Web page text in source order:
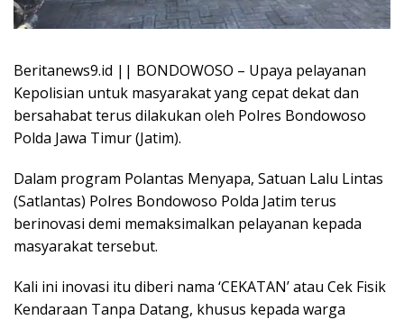
Beritanews9.id || BONDOWOSO – Upaya pelayanan
Kepolisian untuk masyarakat yang cepat dekat dan
bersahabat terus dilakukan oleh Polres Bondowoso
Polda Jawa Timur (Jatim).
Dalam program Polantas Menyapa, Satuan Lalu Lintas
(Satlantas) Polres Bondowoso Polda Jatim terus
berinovasi demi memaksimalkan pelayanan kepada
masyarakat tersebut.
Kali ini inovasi itu diberi nama ‘CEKATAN’ atau Cek Fisik
Kendaraan Tanpa Datang, khusus kepada warga